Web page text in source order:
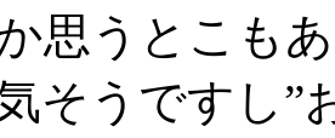
思うとこも
そうですし”